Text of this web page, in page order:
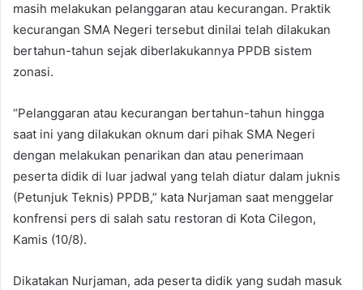
masih melakukan pelanggaran atau kecurangan. Praktik
kecurangan SMA Negeri tersebut dinilai telah dilakukan
bertahun-tahun sejak diberlakukannya PPDB sistem
zonasi.
“Pelanggaran atau kecurangan bertahun-tahun hingga
saat ini yang dilakukan oknum dari pihak SMA Negeri
dengan melakukan penarikan dan atau penerimaan
peserta didik di luar jadwal yang telah diatur dalam juknis
(Petunjuk Teknis) PPDB,” kata Nurjaman saat menggelar
konfrensi pers di salah satu restoran di Kota Cilegon,
Kamis (10/8).
Dikatakan Nurjaman, ada peserta didik yang sudah masuk